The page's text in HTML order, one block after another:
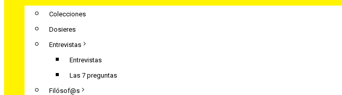
Colecciones
Dosieres
Entrevistas
Entrevistas
Las 7 preguntas
Filósof@s